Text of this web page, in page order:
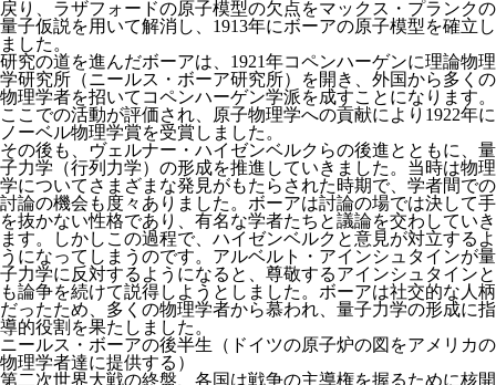
戻り、ラザフォードの原子模型の欠点をマックス・プランクの
量子仮説を用いて解消し、1913年にボーアの原子模型を確立し
ました。
研究の道を進んだボーアは、1921年コペンハーゲンに理論物理
学研究所（ニールス・ボーア研究所）を開き、外国から多くの
物理学者を招いてコペンハーゲン学派を成すことになります。
ここでの活動が評価され、原子物理学への貢献により1922年に
ノーベル物理学賞を受賞しました。
その後も、ヴェルナー・ハイゼンベルクらの後進とともに、量
子力学（行列力学）の形成を推進していきました。当時は物理
学についてさまざまな発見がもたらされた時期で、学者間での
討論の機会も度々ありました。ボーアは討論の場では決して手
を抜かない性格であり、有名な学者たちと議論を交わしていき
ます。しかしこの過程で、ハイゼンベルクと意見が対立するよ
うになってしまうのです。アルベルト・アインシュタインが量
子力学に反対するようになると、尊敬するアインシュタインと
も論争を続けて説得しようとしました。ボーアは社交的な人柄
だったため、多くの物理学者から慕われ、量子力学の形成に指
導的役割を果たしました。
ニールス・ボーアの後半生（ドイツの原子炉の図をアメリカの
物理学者達に提供する）
第二次世界大戦の終盤、各国は戦争の主導権を握るために核開